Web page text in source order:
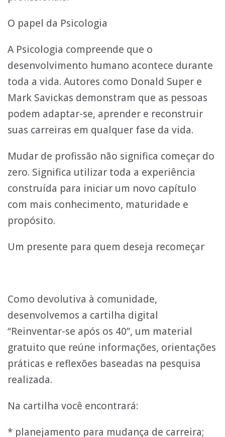
O papel da Psicologia
A Psicologia compreende que o
desenvolvimento humano acontece durante
toda a vida. Autores como Donald Super e
Mark Savickas demonstram que as pessoas
podem adaptar-se, aprender e reconstruir
suas carreiras em qualquer fase da vida.
Mudar de profissão não significa começar do
zero. Significa utilizar toda a experiência
construída para iniciar um novo capítulo
com mais conhecimento, maturidade e
propósito.
Um presente para quem deseja recomeçar
Como devolutiva à comunidade,
desenvolvemos a cartilha digital
“Reinventar-se após os 40”, um material
gratuito que reúne informações, orientações
práticas e reflexões baseadas na pesquisa
realizada.
Na cartilha você encontrará:
* planejamento para mudança de carreira;